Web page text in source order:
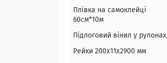
Плівка на самоклейці
60см*10м
Підлоговий вінил у рулонах
Рейки 200х11х2900 мм